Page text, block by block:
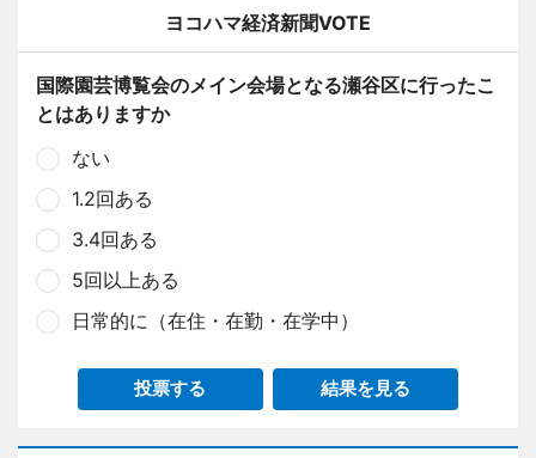
ヨコハマ経済新聞VOTE
国際園芸博覧会のメイン会場となる瀬谷区に行ったこ
とはありますか
ない
1.2回ある
3.4回ある
5回以上ある
日常的に（在住・在勤・在学中）
投票する 結果を見る